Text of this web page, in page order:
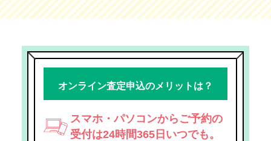
オンライン査定申込のメリットは？
スマホ・パソコンからご予約の
受付は24時間365日いつでも。